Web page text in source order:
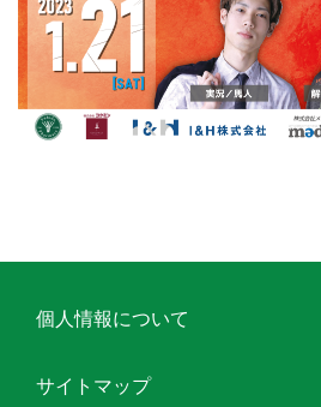
個人情報について
サイトマップ